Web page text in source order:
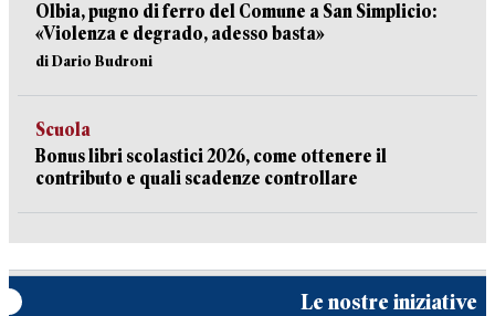
Olbia, pugno di ferro del Comune a San Simplicio:
«Violenza e degrado, adesso basta»
di Dario Budroni
Scuola
Bonus libri scolastici 2026, come ottenere il
contributo e quali scadenze controllare
Le nostre iniziative